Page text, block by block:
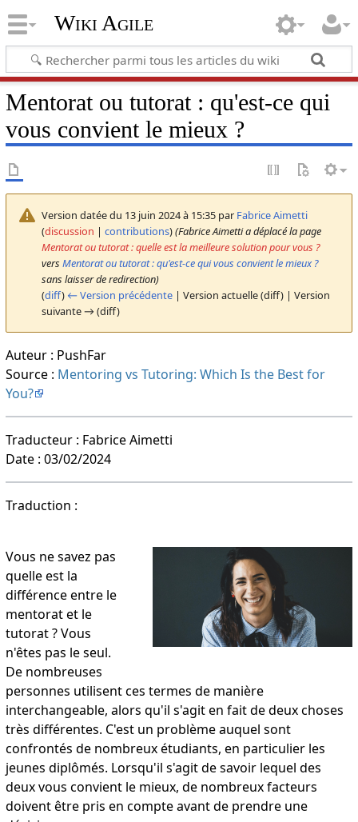
Wiki Agile
Mentorat ou tutorat : qu'est-ce qui
vous convient le mieux ?
Version datée du 13 juin 2024 à 15:35 par Fabrice Aimetti
(discussion | contributions)(Fabrice Aimetti a déplacé la page
Mentorat ou tutorat : quelle est la meilleure solution pour vous ?
vers Mentorat ou tutorat : qu'est-ce qui vous convient le mieux ?
sans laisser de redirection)
(diff) ← Version précédente| Version actuelle (diff) | Version
suivante → (diff)
Auteur : PushFar
Source : Mentoring vs Tutoring: Which Is the Best for
You?
Traducteur : Fabrice Aimetti
Date : 03/02/2024
Traduction :
Vous ne savez pas
quelle est la
différence entre le
mentorat et le
tutorat ? Vous
n'êtes pas le seul.
De nombreuses
personnes utilisent ces termes de manière
interchangeable, alors qu'il s'agit en fait de deux choses
très différentes. C'est un problème auquel sont
confrontés de nombreux étudiants, en particulier les
jeunes diplômés. Lorsqu'il s'agit de savoir lequel des
deux vous convient le mieux, de nombreux facteurs
doivent être pris en compte avant de prendre une